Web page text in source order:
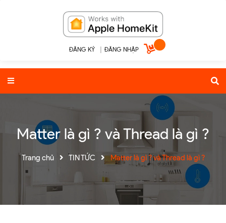
ĐĂNG KÝ ĐĂNG NHẬP
Matter là gì ? và Thread là gì ?
Trang chủ TIN TỨC Matter là gì ? và Thread là gì ?